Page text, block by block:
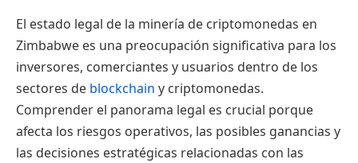
El estado legal de la minería de criptomonedas en
Zimbabwe es una preocupación significativa para los
inversores, comerciantes y usuarios dentro de los
sectores de blockchain y criptomonedas.
Comprender el panorama legal es crucial porque
afecta los riesgos operativos, las posibles ganancias y
las decisiones estratégicas relacionadas con las